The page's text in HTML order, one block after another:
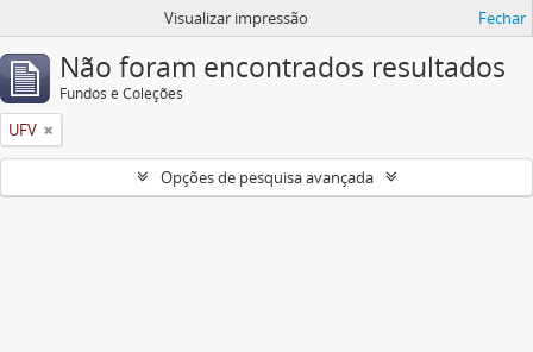
Visualizar impressão Fechar
Não foram encontrados resultados
Fundos e Coleções
UFV
Opções de pesquisa avançada